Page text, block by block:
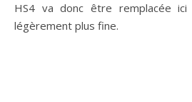
HS4 va donc être remplacée ici
légèrement plus fine.